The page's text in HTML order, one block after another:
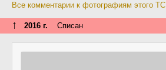
Все комментарии к фотографиям этого ТС
↑ 2016 г. Списан